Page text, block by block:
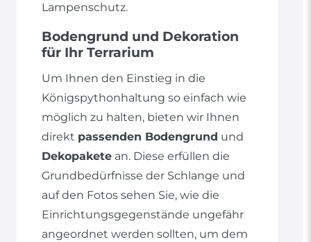
Lampenschutz.
Bodengrund und Dekoration
für Ihr Terrarium
Um Ihnen den Einstieg in die
Königspythonhaltung so einfach wie
möglich zu halten, bieten wir Ihnen
direkt passenden Bodengrund und
Dekopakete an. Diese erfüllen die
Grundbedürfnisse der Schlange und
auf den Fotos sehen Sie, wie die
Einrichtungsgegenstände ungefähr
angeordnet werden sollten, um dem